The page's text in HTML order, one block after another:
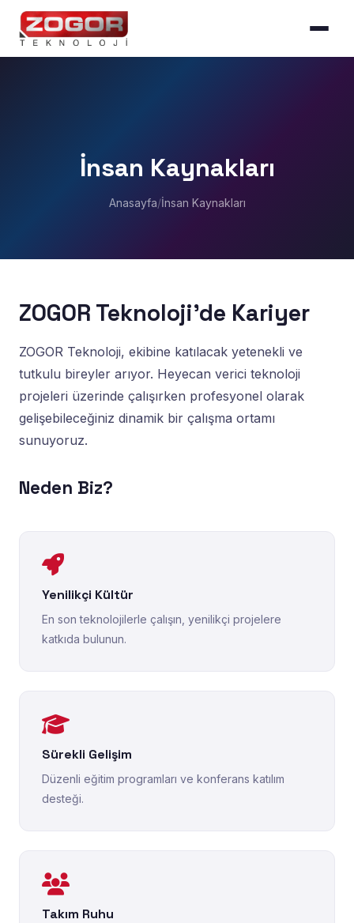
İnsan Kaynakları
Anasayfa/İnsan Kaynakları
ZOGOR Teknoloji'de Kariyer
ZOGOR Teknoloji, ekibine katılacak yetenekli ve
tutkulu bireyler arıyor. Heyecan verici teknoloji
projeleri üzerinde çalışırken profesyonel olarak
gelişebileceğiniz dinamik bir çalışma ortamı
sunuyoruz.
Neden Biz?
Yenilikçi Kültür
En son teknolojilerle çalışın, yenilikçi projelere
katkıda bulunun.
Sürekli Gelişim
Düzenli eğitim programları ve konferans katılım
desteği.
Takım Ruhu